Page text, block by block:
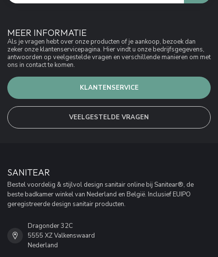
MEER INFORMATIE
Als je vragen hebt over onze producten of je aankoop, bezoek dan
zeker onze klantenservicepagina. Hier vindt u onze bedrijfsgegevens,
antwoorden op veelgestelde vragen en verschillende manieren om met
ons in contact te komen.
KLANTENSERVICE
VEELGESTELDE VRAGEN
SANITEAR
Bestel voordelig & stijlvol design sanitair online bij Sanitear®, de
beste badkamer winkel van Nederland en België. Inclusief EUIPO
geregistreerde design sanitair producten.
Dragonder 32C
5555 XZ Valkenswaard
Nederland